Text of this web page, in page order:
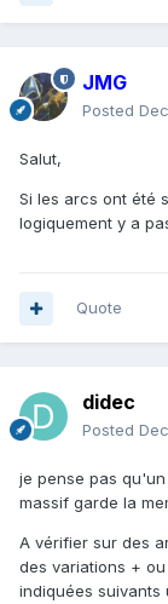
JMG
Posted
Salut,
Si les arcs ont été
logiquement y a
Quote
didec
Posted
je pense pas
massif garde la
A vérifier sur des
des variations +
indiquées suivants